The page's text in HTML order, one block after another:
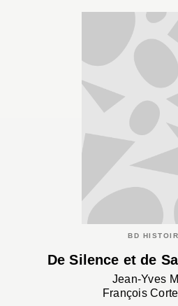
BD
De Silence et de
Jean-Yves
François